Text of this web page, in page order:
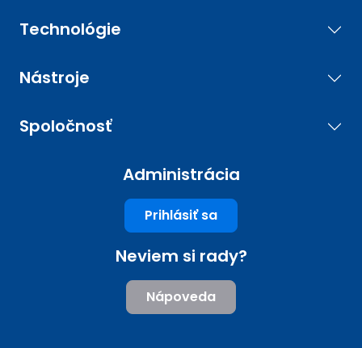
Technológie
Nástroje
Spoločnosť
Administrácia
Prihlásiť sa
Neviem si rady?
Nápoveda